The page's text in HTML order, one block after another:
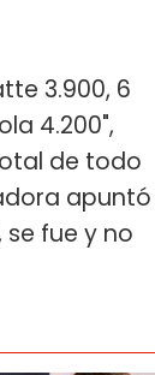
3.900, 6
4.200",
de todo
apuntó
fue y no